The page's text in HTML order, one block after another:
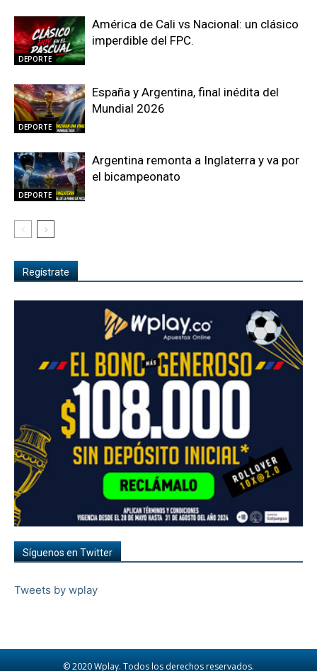
DEPORTE
América de Cali vs Nacional: un clásico
imperdible del FPC.
DEPORTE
España y Argentina, final inédita del
Mundial 2026
DEPORTE
Argentina remonta a Inglaterra y va por
el bicampeonato
Regístrate
Síguenos en Twitter
Tweets by wplay
© 2020 Wplay. Todos los derechos reservados.